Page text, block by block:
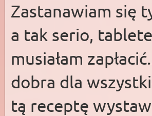
Zastanawiam się
a tak serio,
musiałam
dobra dla
tą receptę